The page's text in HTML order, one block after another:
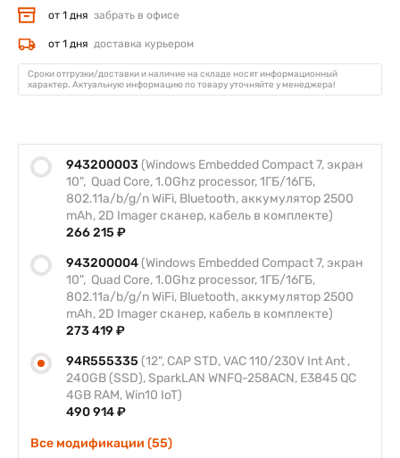
943200003 (Windows Embedded Compact 7, экран
10", Quad Core, 1.0Ghz processor, 1ГБ/16ГБ,
802.11a/b/g/n WiFi, Bluetooth, аккумулятор 2500
mAh, 2D Imager сканер, кабель в комплекте)
266 215 ₽
943200004 (Windows Embedded Compact 7, экран
10", Quad Core, 1.0Ghz processor, 1ГБ/16ГБ,
802.11a/b/g/n WiFi, Bluetooth, аккумулятор 2500
mAh, 2D Imager сканер, кабель в комплекте)
273 419 ₽
94R555335 (12", CAP STD, VAC 110/230V Int Ant ,
240GB (SSD), SparkLAN WNFQ-258ACN, E3845 QC
4GB RAM, Win10 IoT)
490 914 ₽
Все модификации (55)
от 1 дня забрать в офисе
от 1 дня доставка курьером
Сроки отгрузки/доставки и наличие на складе носят информационный
характер. Актуальную информацию по товару уточняйте у менеджера!